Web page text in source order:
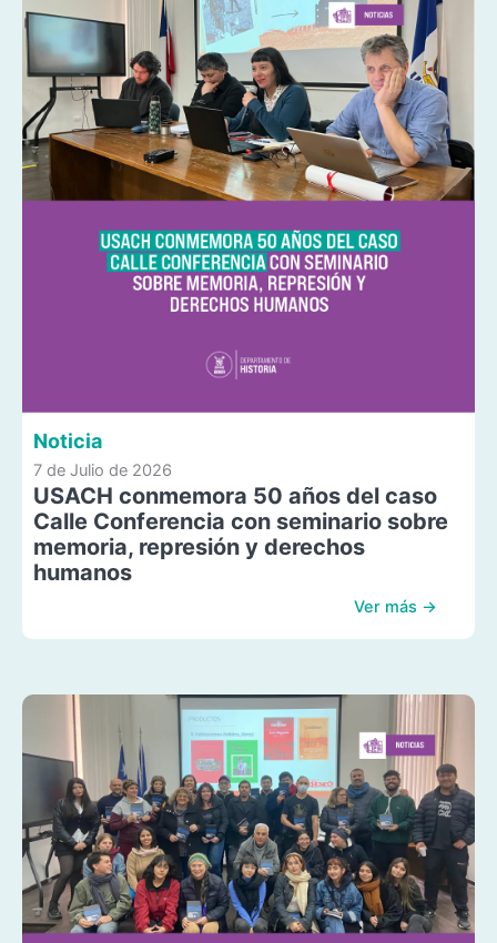
Noticia
7 de Julio de 2026
USACH conmemora 50 años del caso
Calle Conferencia con seminario sobre
memoria, represión y derechos
humanos
Ver más →